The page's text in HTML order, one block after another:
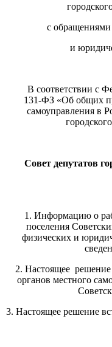
с
и
В соответствии с
131-ФЗ «Об общих
самоуправления в
Совет депутатов
1. Информацию о
поселения
физических и
2. Настоящее решение
органов местного
3. Настоящее решение